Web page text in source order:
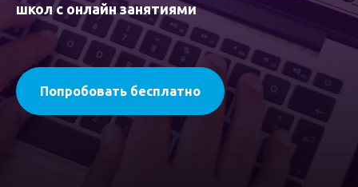
школ с онлайн занятиями
Попробовать бесплатно